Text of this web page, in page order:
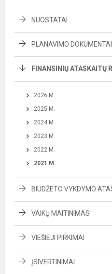
NUOSTATAI
PLANAVIMO DOKUMENTAI
FINANSINIŲ ATASKAITŲ
2026 M.
2025 M.
2024 M.
2023 M.
2022 M.
2021 M.
BIUDŽETO VYKDYMO
VAIKŲ MAITINIMAS
VIEŠIEJI PIRKIMAI
ĮSIVERTINIMAI